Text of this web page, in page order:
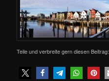
Teile und verbreite gern diesen Beitrag: